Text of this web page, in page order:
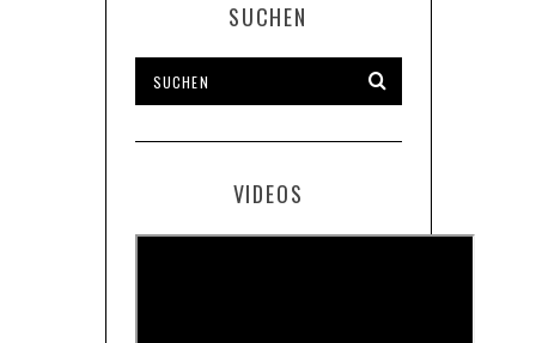
SUCHEN
VIDEOS